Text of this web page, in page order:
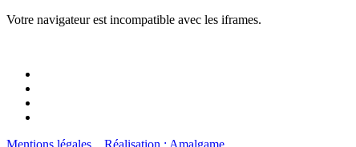
Votre navigateur est incompatible avec les iframes.